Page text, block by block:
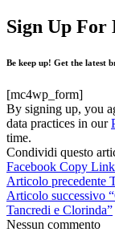
Sign Up For
Be keep up! Get the latest
[mc4wp_form]
By signing up, you
data practices in our
time.
Condividi questo
Facebook Copy Link
Articolo precedente
Articolo successivo
Tancredi e Clorinda”
Nessun commento